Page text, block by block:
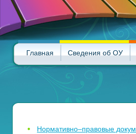
Главная Сведения об ОУ
Нормативно–правовые